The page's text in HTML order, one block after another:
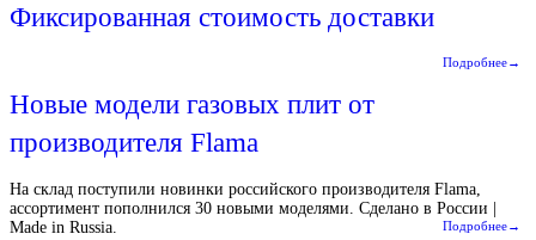
Фиксированная стоимость доставки
Подробнее→
Новые модели газовых плит от
производителя Flama
На склад поступили новинки российского производителя Flama,
ассортимент пополнился 30 новыми моделями. Сделано в России |
Made in Russia.
Подробнее→